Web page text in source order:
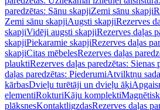
paredzētas: Sānu skapjiZemi sānu skapji
Zemi sānu skapjiAugsti skapjiRezerves
skapjiVidēji augsti skapjiRezerves daļas
skapjiPiekaramie skapjiRezerves daļas
skapjiCitas mēbelesRezerves daļas
plauktiRezerves daļas paredzētas: Sienas
daļas paredzētas: PiederumiAtvilktņu
kārbasDvieļu turētāji un dvieļu āķi
elementiRokturiKāju komplekti
plāksnesKontaktligzdasRezerves daļas